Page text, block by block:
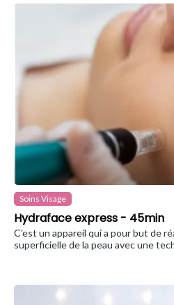
Soins Visage
Hydraface express - 45min
C’est un appareil qui a pour but de
superficielle de la peau avec une